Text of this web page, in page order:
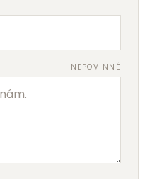
NEPOVINNÉ